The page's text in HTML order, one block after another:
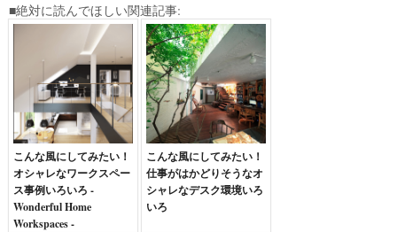
■絶対に読んでほしい関連記事:
こんな風にしてみたい！
オシャレなワークスペー
ス事例いろいろ -
Wonderful Home
Workspaces -
こんな風にしてみたい！
仕事がはかどりそうなオ
シャレなデスク環境いろ
いろ